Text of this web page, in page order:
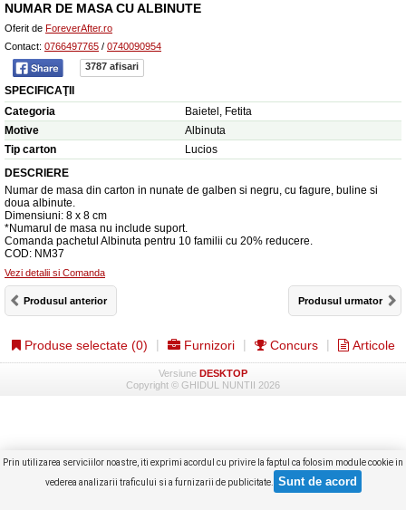
NUMAR DE MASA CU ALBINUTE
Oferit de ForeverAfter.ro
Contact: 0766497765 / 0740090954
3787 afisari
SPECIFICAŢII
Categoria
Baietel, Fetita
Motive
Albinuta
Tip carton
Lucios
DESCRIERE
Numar de masa din carton in nunate de galben si negru, cu fagure, buline si
doua albinute.
Dimensiuni: 8 x 8 cm
*Numarul de masa nu include suport.
Comanda pachetul Albinuta pentru 10 familii cu 20% reducere.
COD: NM37
Vezi detalii si Comanda
Produsul anterior Produsul urmator
Prin utilizarea serviciilor noastre, iti exprimi acordul cu privire la faptul ca folosim module cookie in
vederea analizarii traficului si a furnizarii de publicitate.
Produse selectate (0) Furnizori Concurs Articole
Versiune DESKTOP
Copyright © GHIDUL NUNTII 2026